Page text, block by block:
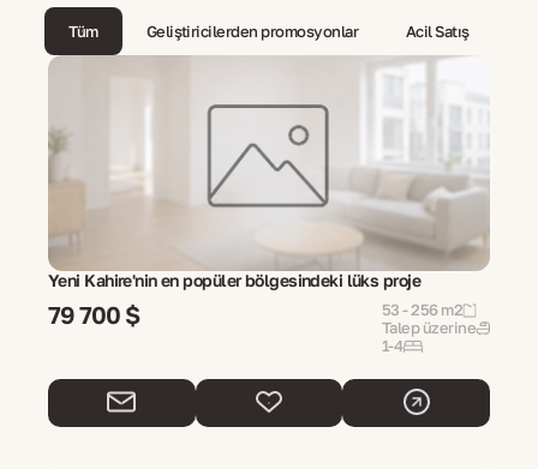
Tüm Geliştiricilerden promosyonlar Acil Satış
Yeni Kahire'nin en popüler bölgesindeki lüks proje
79 700 $
53 - 256 m2
Talep üzerine
1-4